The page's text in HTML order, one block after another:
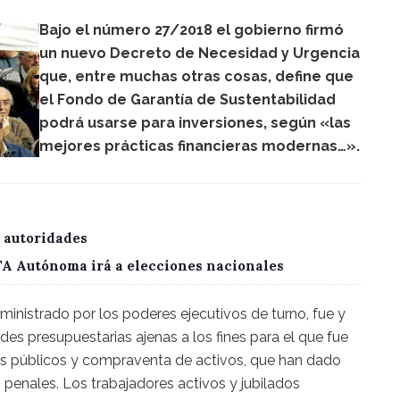
Bajo el número 27/2018 el gobierno firmó
un nuevo Decreto de Necesidad y Urgencia
que, entre muchas otras cosas, define que
el Fondo de Garantía de Sustentabilidad
podrá usarse para inversiones, según «las
mejores prácticas financieras modernas…».
autoridades
Autónoma irá a elecciones nacionales
por los poderes ejecutivos de turno, fue y
presupuestarias ajenas a los fines para el que fue
públicos y compraventa de activos, que han dado
Los trabajadores activos y jubilados